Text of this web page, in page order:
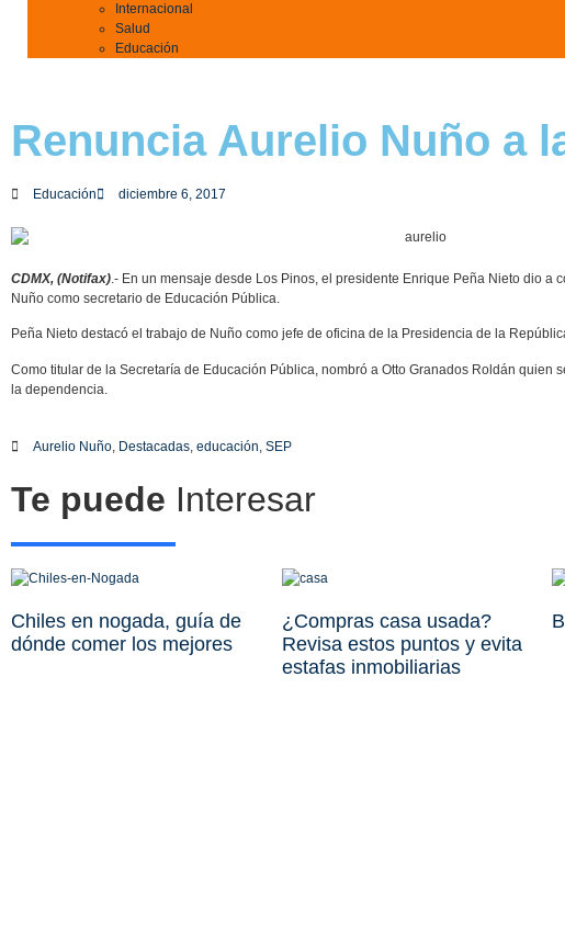
Internacional
Salud
Educación
Renuncia Aurelio Nuño a
Educación diciembre 6, 2017
CDMX, (Notifax).- En un mensaje desde Los Pinos, el presidente Enrique Peña Nieto dio a
Nuño como secretario de Educación Pública.
Peña Nieto destacó el trabajo de Nuño como jefe de oficina de la Presidencia de la
Como titular de la Secretaría de Educación Pública, nombró a Otto Granados Roldán quien
la dependencia.
Aurelio Nuño, Destacadas, educación, SEP
Te puede Interesar
Chiles en nogada, guía de
dónde comer los mejores
¿Compras casa usada?
Revisa estos puntos y evita
estafas inmobiliarias